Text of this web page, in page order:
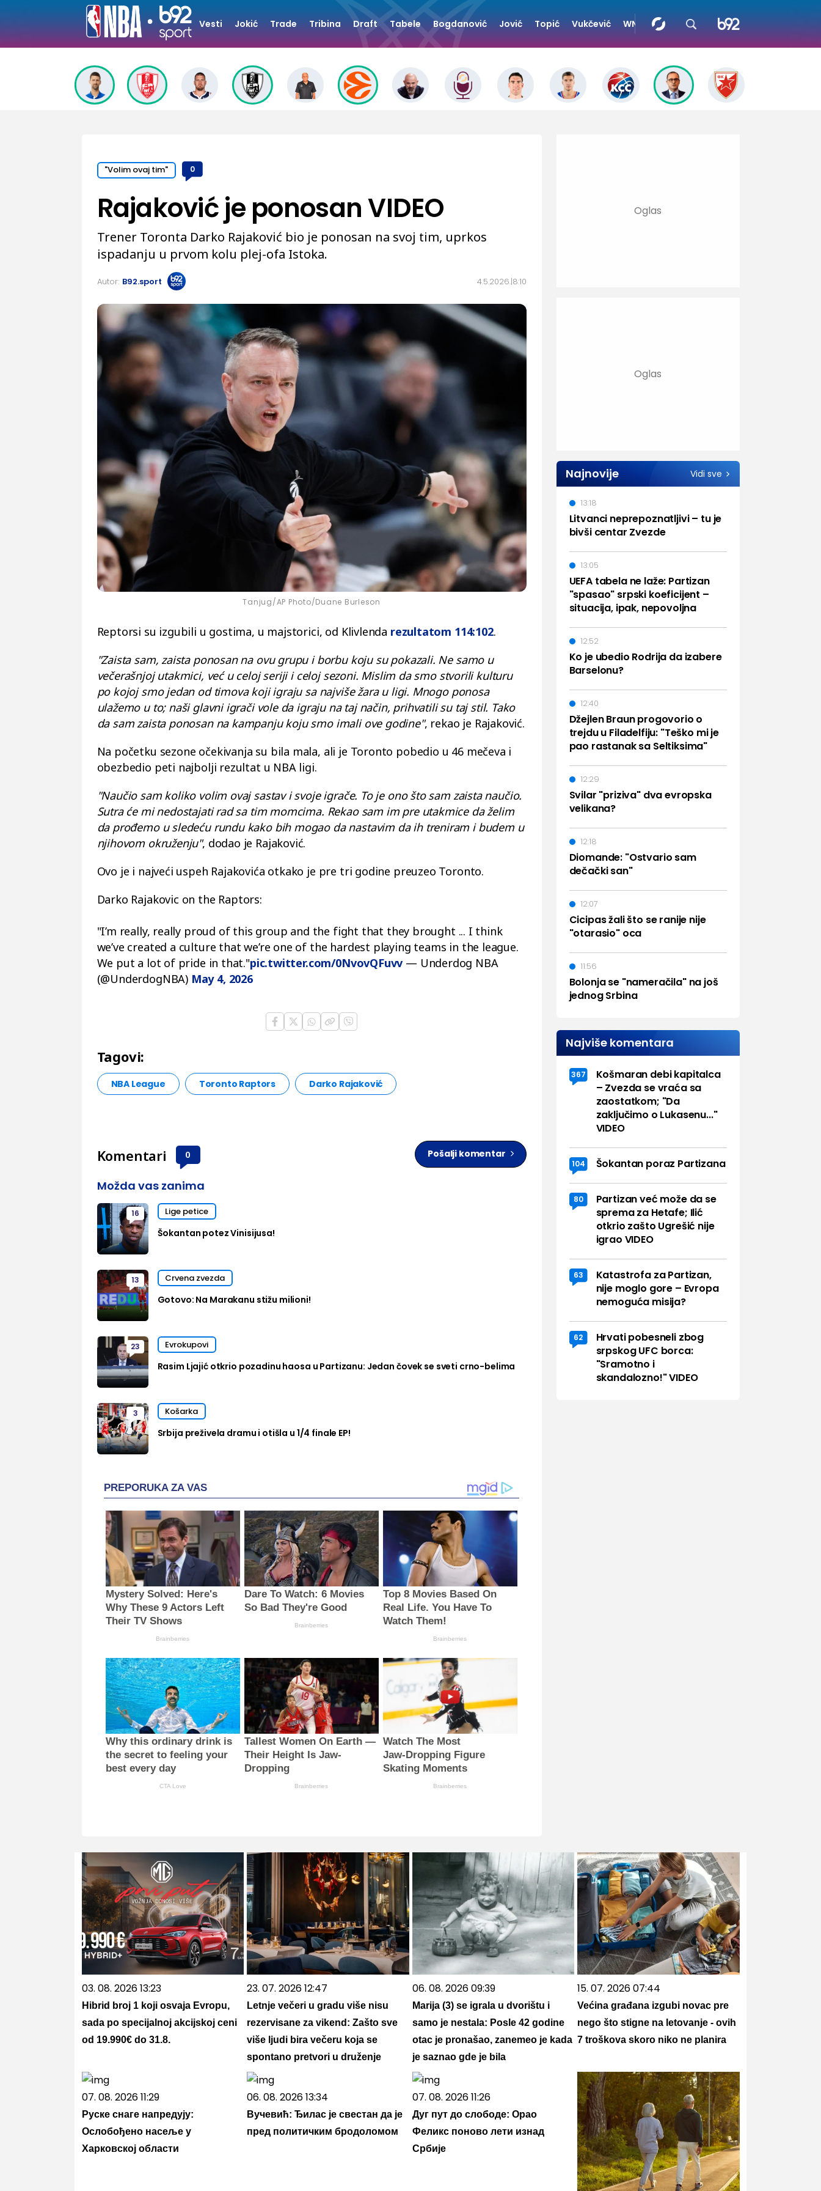
Vesti Jokić Trade Tribina Draft Tabele Bogdanović Jović Topić Vukčević WNBA
"Volim ovaj tim" 0
4.5.2026. 8:10
Rajaković je ponosan VIDEO
Trener Toronta Darko Rajaković bio je ponosan na svoj tim, uprkos
ispadanju u prvom kolu plej-ofa Istoka.
Autor: B92.sport
Tanjug/AP Photo/Duane Burleson
Reptorsi su izgubili u gostima, u majstorici, od Klivlenda rezultatom 114:102.
"Zaista sam, zaista ponosan na ovu grupu i borbu koju su pokazali. Ne samo u
večerašnjoj utakmici, već u celoj seriji i celoj sezoni. Mislim da smo stvorili kulturu
po kojoj smo jedan od timova koji igraju sa najviše žara u ligi. Mnogo ponosa
ulažemo u to; naši glavni igrači vole da igraju na taj način, prihvatili su taj stil. Tako
da sam zaista ponosan na kampanju koju smo imali ove godine", rekao je Rajaković.
Na početku sezone očekivanja su bila mala, ali je Toronto pobedio u 46 mečeva i
obezbedio peti najbolji rezultat u NBA ligi.
"Naučio sam koliko volim ovaj sastav i svoje igrače. To je ono što sam zaista naučio.
Sutra će mi nedostajati rad sa tim momcima. Rekao sam im pre utakmice da želim
da prođemo u sledeću rundu kako bih mogao da nastavim da ih treniram i budem u
njihovom okruženju", dodao je Rajaković.
Ovo je i najveći uspeh Rajakovića otkako je pre tri godine preuzeo Toronto.
Darko Rajakovic on the Raptors:
"I’m really, really proud of this group and the fight that they brought ... I think
we’ve created a culture that we’re one of the hardest playing teams in the league.
We put a lot of pride in that."pic.twitter.com/0NvovQFuvv— Underdog NBA
(@UnderdogNBA) May 4, 2026
Tagovi:
NBA League Toronto Raptors Darko Rajaković
Komentari 0 Pošalji komentar
Možda vas zanima
16 Lige petice
Šokantan potez Vinisijusa!
13 Crvena zvezda
Gotovo: Na Marakanu stižu milioni!
23 Evrokupovi
Rasim Ljajić otkrio pozadinu haosa u Partizanu: Jedan čovek se sveti crno-belima
3 Košarka
Srbija preživela dramu i otišla u 1/4 finale EP!
PREPORUKA ZA VAS
Mystery Solved: Here's
Why These 9 Actors Left
Their TV Shows
Brainberries
Dare To Watch: 6 Movies
So Bad They're Good
Brainberries
Top 8 Movies Based On
Real Life. You Have To
Watch Them!
Brainberries
Why this ordinary drink is
the secret to feeling your
best every day
CTA Love
Tallest Women On Earth —
Their Height Is Jaw-
Dropping
Brainberries
Watch The Most
Jaw‑Dropping Figure
Skating Moments
Brainberries
Najnovije Vidi sve
Litvanci neprepoznatljivi – tu je
bivši centar Zvezde
13:18
UEFA tabela ne laže: Partizan
"spasao" srpski koeficijent –
situacija, ipak, nepovoljna
13:05
Ko je ubedio Rodrija da izabere
Barselonu?
12:52
Džejlen Braun progovorio o
trejdu u Filadelfiju: "Teško mi je
pao rastanak sa Seltiksima"
12:40
Svilar "priziva" dva evropska
velikana?
12:29
Diomande: "Ostvario sam
dečački san"
12:18
Cicipas žali što se ranije nije
"otarasio" oca
12:07
Bolonja se "nameračila" na još
jednog Srbina
11:56
Najviše komentara
367
Košmaran debi kapitalca
– Zvezda se vraća sa
zaostatkom; "Da
zaključimo o Lukasenu..."
VIDEO
104 Šokantan poraz Partizana
80
Partizan već može da se
sprema za Hetafe; Ilić
otkrio zašto Ugrešić nije
igrao VIDEO
63
Katastrofa za Partizan,
nije moglo gore – Evropa
nemoguća misija?
62
Hrvati pobesneli zbog
srpskog UFC borca:
"Sramotno i
skandalozno!" VIDEO
03. 08. 2026 13:23
Hibrid broj 1 koji osvaja Evropu,
sada po specijalnoj akcijskoj ceni
od 19.990€ do 31.8.
23. 07. 2026 12:47
Letnje večeri u gradu više nisu
rezervisane za vikend: Zašto sve
više ljudi bira večeru koja se
spontano pretvori u druženje
06. 08. 2026 09:39
Marija (3) se igrala u dvorištu i
samo je nestala: Posle 42 godine
otac je pronašao, zanemeo je kada
je saznao gde je bila
15. 07. 2026 07:44
Većina građana izgubi novac pre
nego što stigne na letovanje - ovih
7 troškova skoro niko ne planira
07. 08. 2026 11:29
Руске снаге напредују:
Ослобођено насеље у
Харковској области
06. 08. 2026 13:34
Вучевић: Ђилас је свестан да је
пред политичким бродоломом
07. 08. 2026 11:26
Дуг пут до слободе: Орао
Феликс поново лети изнад
Србије